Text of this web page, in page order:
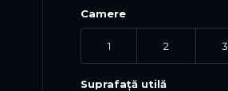
Camere
1 2 3
Suprafață utilă